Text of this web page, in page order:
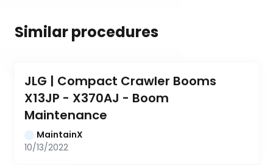
Similar procedures
JLG | Compact Crawler Booms
X13JP - X370AJ - Boom
Maintenance
MaintainX
10/13/2022